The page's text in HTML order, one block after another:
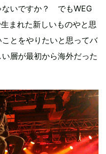
ないですか？ でもWEG
まれた新しいものやと思
とをやりたいと思ってバ
層が最初から海外だった